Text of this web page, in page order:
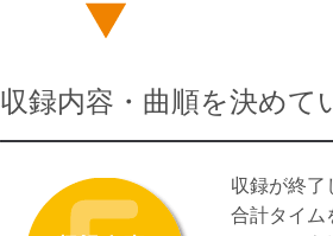
収録内容・曲順を決めて
収録が終了
合計タイム